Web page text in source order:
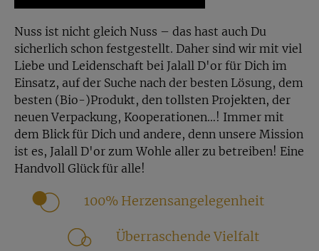
Nuss ist nicht gleich Nuss – das hast auch Du
sicherlich schon festgestellt. Daher sind wir mit viel
Liebe und Leidenschaft bei Jalall D'or für Dich im
Einsatz, auf der Suche nach der besten Lösung, dem
besten (Bio-)Produkt, den tollsten Projekten, der
neuen Verpackung, Kooperationen…! Immer mit
dem Blick für Dich und andere, denn unsere Mission
ist es, Jalall D'or zum Wohle aller zu betreiben! Eine
Handvoll Glück für alle!
100% Herzensangelegenheit
Überraschende Vielfalt